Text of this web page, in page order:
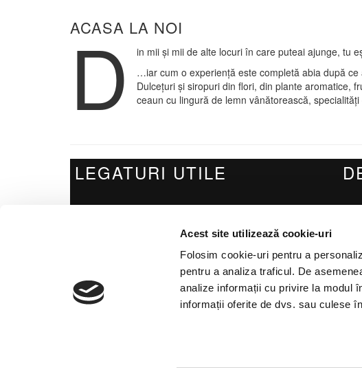
Acest site utilizează cookie-uri
Folosim cookie-uri pentru a
pentru a analiza traficul. De
analize informații cu privire la modul
informații oferite de dvs. sau culese
ACASA LA NOI
D
in mii și mii de alte locuri în care puteai ajunge, tu
…iar cum o experiență este completă abia după
Dulcețuri și siropuri din flori, din plante aromatice,
ceaun cu lingură de lemn vânătorească,
LEGATURI UTILE
ANPC